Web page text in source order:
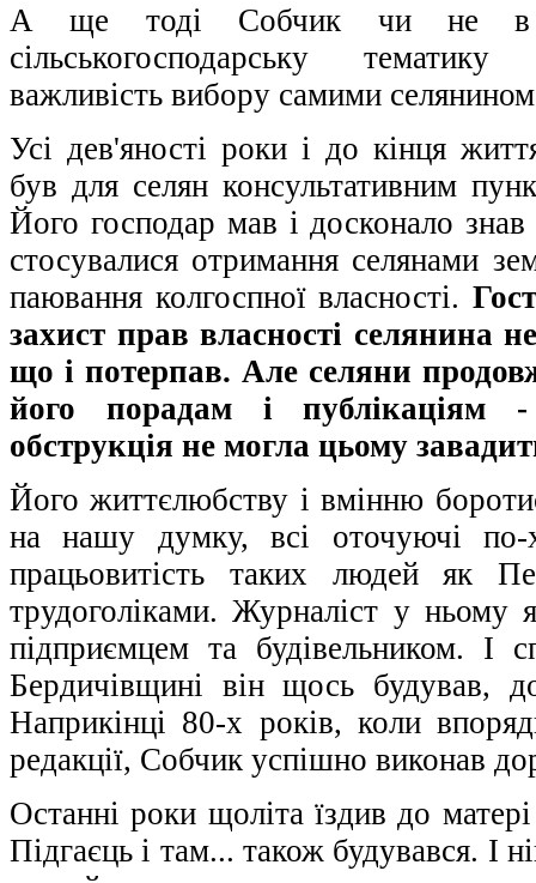
А ще тоді Собчик чи не в
сільськогосподарську
важливість вибору самими
Усі дев'яності роки і до кінця
був для селян консультативним
Його господар мав і досконало
стосувалися отримання селянами
паювання колгоспної власності.
захист прав власності селянина
що і потерпав. Але селяни
його порадам і публікаціям
обструкція не могла цьому
Його життєлюбству і вмінню
на нашу думку, всі оточуючі
працьовитість таких людей як
трудоголіками. Журналіст у ньому
підприємцем та будівельником. І
Бердичівщині він щось будував,
Наприкінці 80-х років, коли
редакції, Собчик успішно виконав
Останні роки щоліта їздив до
Підгаєць і там... також будувався. І